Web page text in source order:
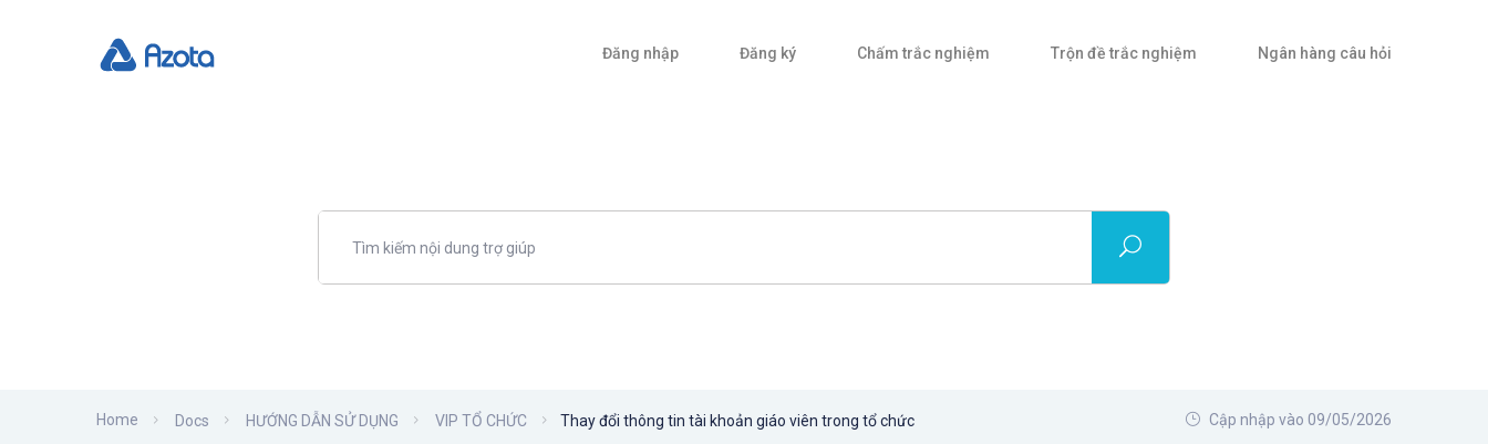
Đăng nhập Đăng ký Chấm trắc nghiệm Trộn đề trắc nghiệm Ngân hàng câu hỏi
Home Docs HƯỚNG DẪN SỬ DỤNG VIP TỔ CHỨC Thay đổi thông tin tài khoản giáo viên trong tổ chức Cập nhập vào 09/05/2026